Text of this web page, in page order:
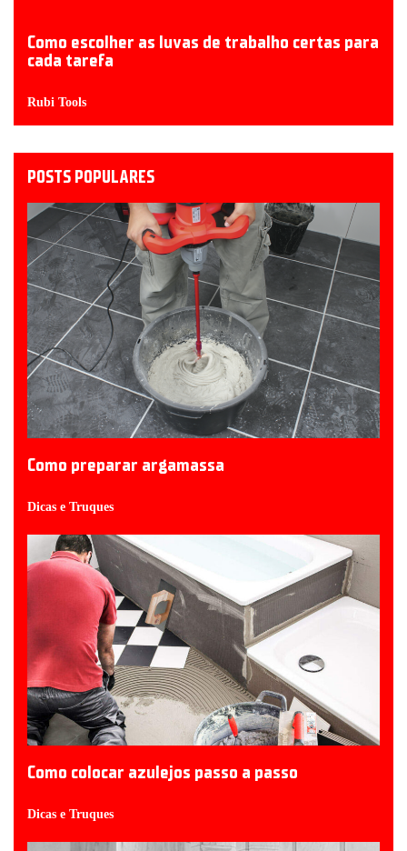
Como escolher as luvas de trabalho certas para
cada tarefa
Rubi Tools
POSTS POPULARES
Como preparar argamassa
Dicas e Truques
Como colocar azulejos passo a passo
Dicas e Truques